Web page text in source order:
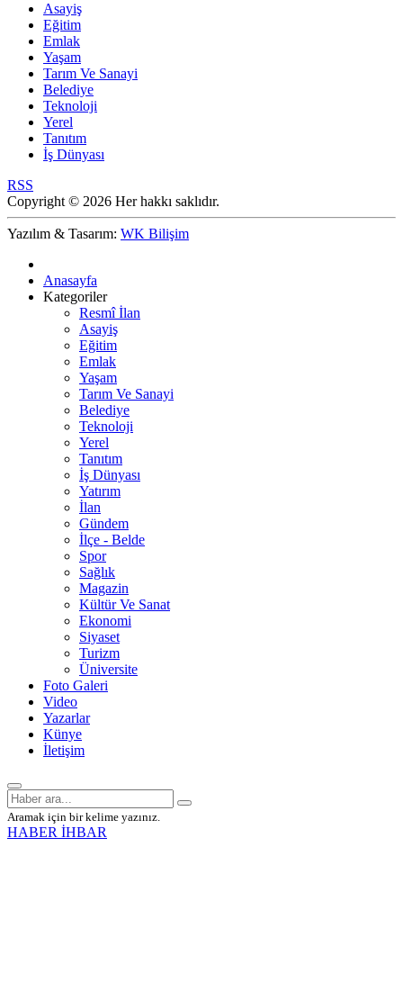
Asayiş
Eğitim
Emlak
Yaşam
Tarım Ve Sanayi
Belediye
Teknoloji
Yerel
Tanıtım
İş Dünyası
RSS
Copyright © 2026 Her hakkı saklıdır.
Yazılım & Tasarım: WK Bilişim
Anasayfa
Kategoriler
Resmî İlan
Asayiş
Eğitim
Emlak
Yaşam
Tarım Ve Sanayi
Belediye
Teknoloji
Yerel
Tanıtım
İş Dünyası
Yatırım
İlan
Gündem
İlçe - Belde
Spor
Sağlık
Magazin
Kültür Ve Sanat
Ekonomi
Siyaset
Turizm
Üniversite
Foto Galeri
Video
Yazarlar
Künye
İletişim
Aramak için bir kelime yazınız.
HABER İHBAR